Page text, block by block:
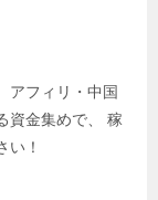
アフィリ・中国
資金集めで、 稼
い！